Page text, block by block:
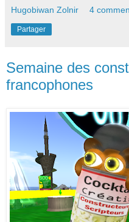
Hugobiwan Zolnir 4
Partager
Semaine des
francophones